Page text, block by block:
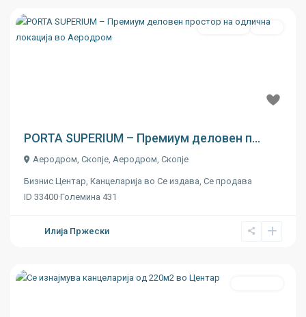
Се издава Ново
PORTA SUPERIUM – Премиум деловен п...
Аеродром, Скопје, Аеродром, Скопје
Бизнис Центар, Канцеларија во Се издава, Се продава
ID 33400·Големина 431
Илија Пржески